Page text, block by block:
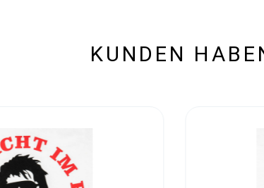
KUNDEN